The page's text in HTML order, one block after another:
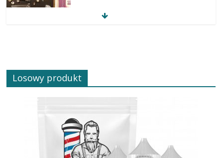
Losowy produkt